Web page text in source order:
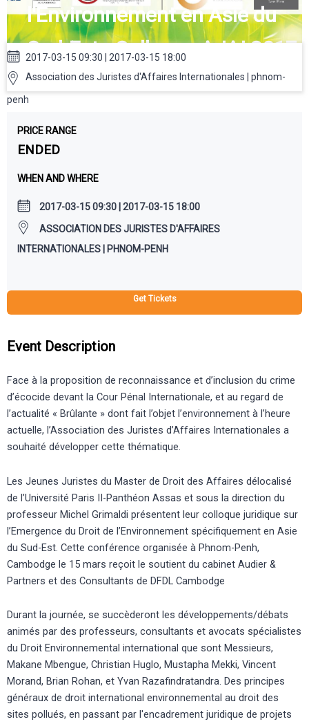
l'Environnement en Asie du
Sud-Est - Colloque AJAI 2017
2017-03-15 09:30 | 2017-03-15 18:00
Association des Juristes d'Affaires Internationales | phnom-
penh
PRICE RANGE
ENDED
WHEN AND WHERE
2017-03-15 09:30 | 2017-03-15 18:00
ASSOCIATION DES JURISTES D'AFFAIRES
INTERNATIONALES | PHNOM-PENH
Get Tickets
Event Description
Face à la proposition de reconnaissance et d’inclusion du crime
d’écocide devant la Cour Pénal Internationale, et au regard de
l’actualité « Brûlante » dont fait l’objet l’environnement à l’heure
actuelle, l’Association des Juristes d’Affaires Internationales a
souhaité développer cette thématique.
Les Jeunes Juristes du Master de Droit des Affaires délocalisé
de l’Université Paris II-Panthéon Assas et sous la direction du
professeur Michel Grimaldi présentent leur colloque juridique sur
l’Emergence du Droit de l’Environnement spécifiquement en Asie
du Sud-Est. Cette conférence organisée à Phnom-Penh,
Cambodge le 15 mars reçoit le soutient du cabinet Audier &
Partners et des Consultants de DFDL Cambodge
Durant la journée, se succèderont les développements/débats
animés par des professeurs, consultants et avocats spécialistes
du Droit Environnemental international que sont Messieurs,
Makane Mbengue, Christian Huglo, Mustapha Mekki, Vincent
Morand, Brian Rohan, et Yvan Razafindratandra. Des principes
généraux de droit international environnemental au droit des
sites pollués, en passant par l'encadrement juridique de projets